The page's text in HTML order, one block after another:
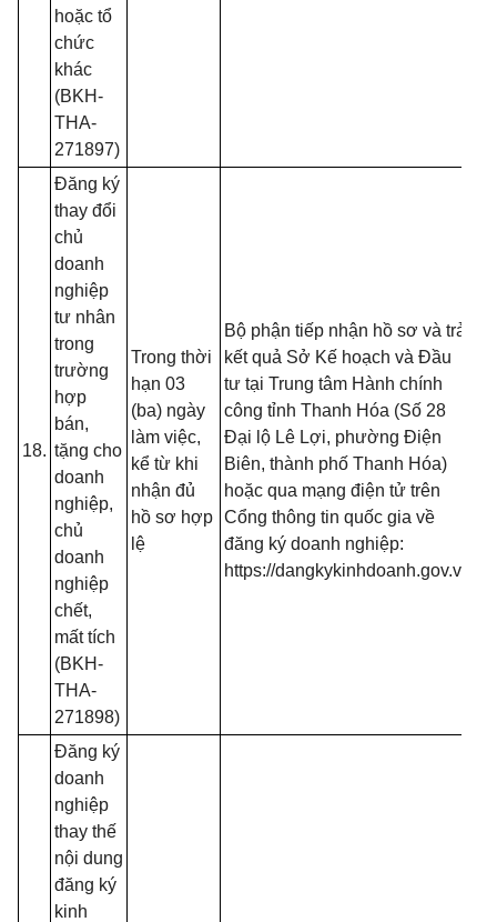
hoặc tổ
chức
khác
(BKH-
THA-
271897)
18.
Đăng ký
thay đổi
chủ
doanh
nghiệp
tư nhân
trong
trường
hợp
bán,
tặng cho
doanh
nghiệp,
chủ
doanh
nghiệp
chết,
mất tích
(BKH-
THA-
271898)
Trong thời
hạn 03
(ba) ngày
làm việc,
kể từ khi
nhận đủ
hồ sơ hợp
lệ
Bộ phận tiếp nhận hồ sơ và trả
kết quả Sở Kế hoạch và Đầu
tư tại Trung tâm Hành chính
công tỉnh Thanh Hóa (Số 28
Đại lộ Lê Lợi, phường Điện
Biên, thành phố Thanh Hóa)
hoặc qua mạng điện tử trên
Cổng thông tin quốc gia về
đăng ký doanh nghiệp:
https://dangkykinhdoanh.gov.vn
Đăng ký
doanh
nghiệp
thay thế
nội dung
đăng ký
kinh